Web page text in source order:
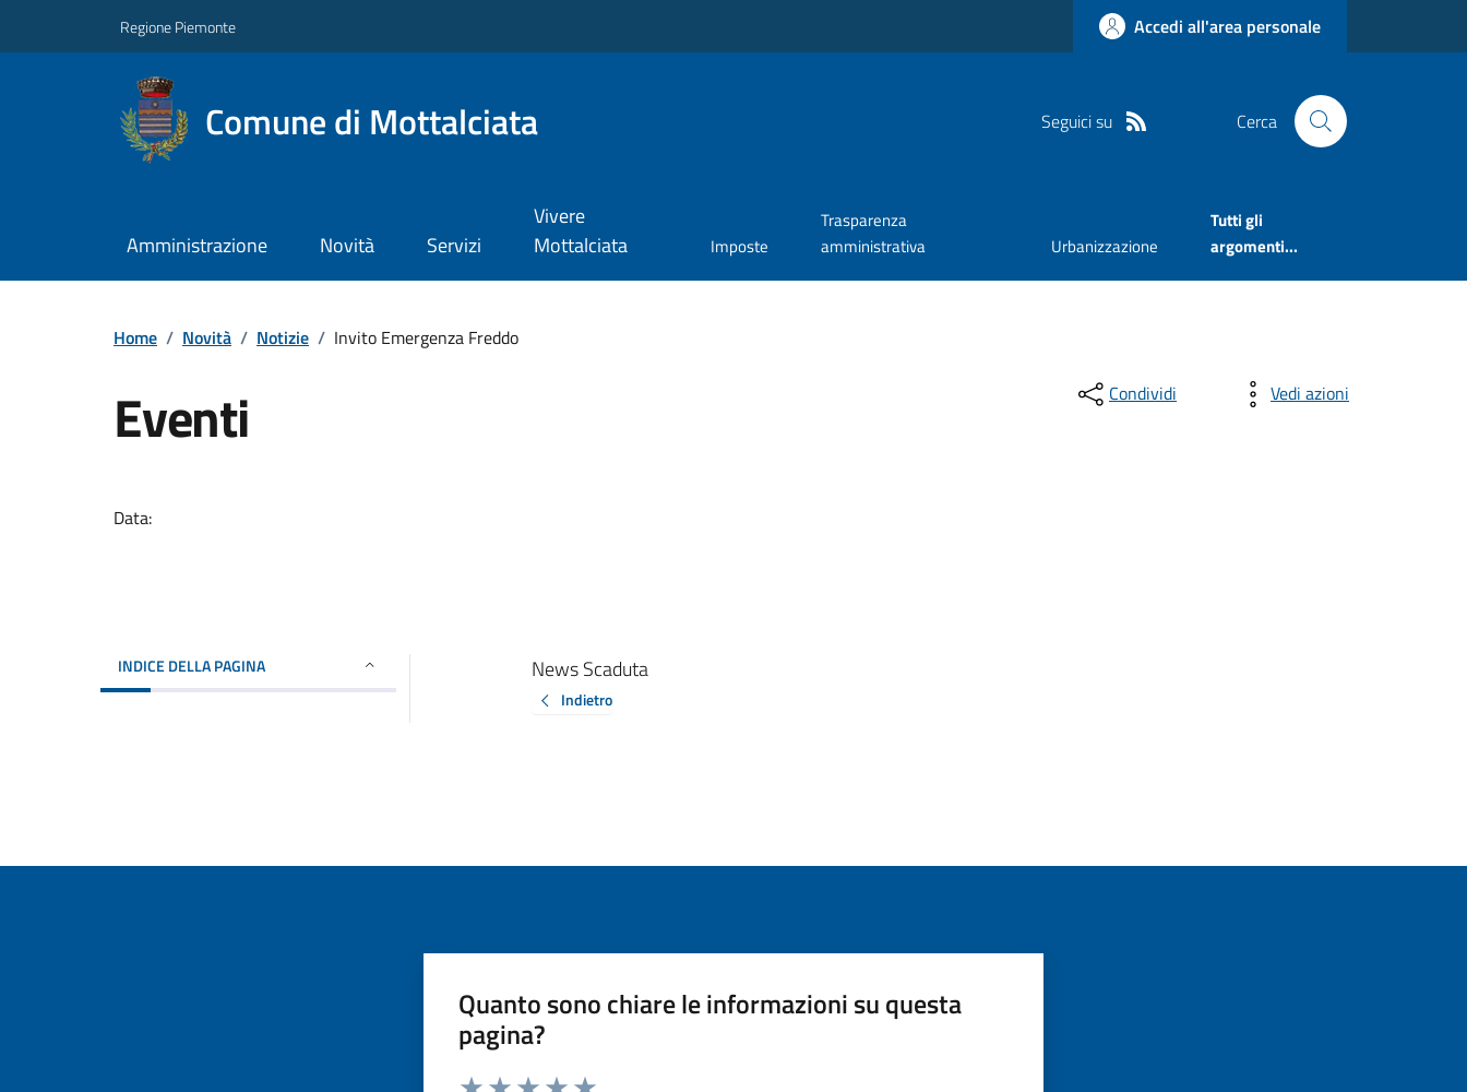
Regione Piemonte Accedi all'area personale
Comune di Mottalciata Seguici su Cerca
Amministrazione Novità Servizi
Vivere
Mottalciata
Imposte
Trasparenza
amministrativa
Urbanizzazione
Tutti gli
argomenti...
Home / Novità / Notizie / Invito Emergenza Freddo
Eventi
Data:
Condividi Vedi azioni
INDICE DELLA PAGINA News Scaduta
Indietro
Quanto sono chiare le informazioni su questa
pagina?
Valuta da 1 a 5 stelle la pagina